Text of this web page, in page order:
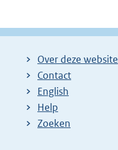
Over deze website
Contact
English
Help
Zoeken